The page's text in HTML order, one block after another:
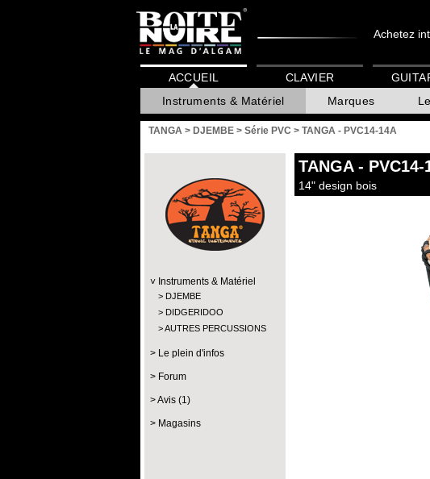
Achetez
ACCUEIL
Instruments & Matériel
Marques
CLAVIER
TANGA > DJEMBE > Série PVC > TANGA - PVC14-14A
Instruments & Matériel
DJEMBE
DIDGERIDOO
AUTRES PERCUSSIONS
Le plein d'infos
Forum
Avis (1)
Magasins
TANGA- PVC14-
14" design bois